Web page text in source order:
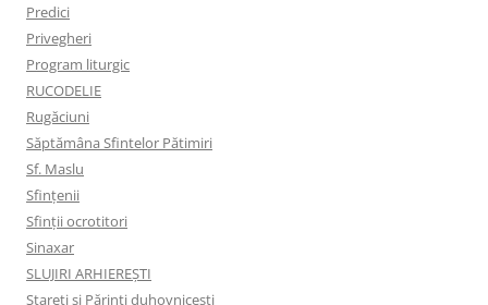
Predici
Privegheri
Program liturgic
RUCODELIE
Rugăciuni
Săptămâna Sfintelor Pătimiri
Sf. Maslu
Sfințenii
Sfinții ocrotitori
Sinaxar
SLUJIRI ARHIEREȘTI
Stareți și Părinți duhovnicești